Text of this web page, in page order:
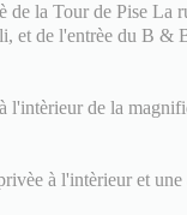
la Tour de Pise La
et de l'entrèe du B &
l'intèrieur de la
à l'intèrieur et une